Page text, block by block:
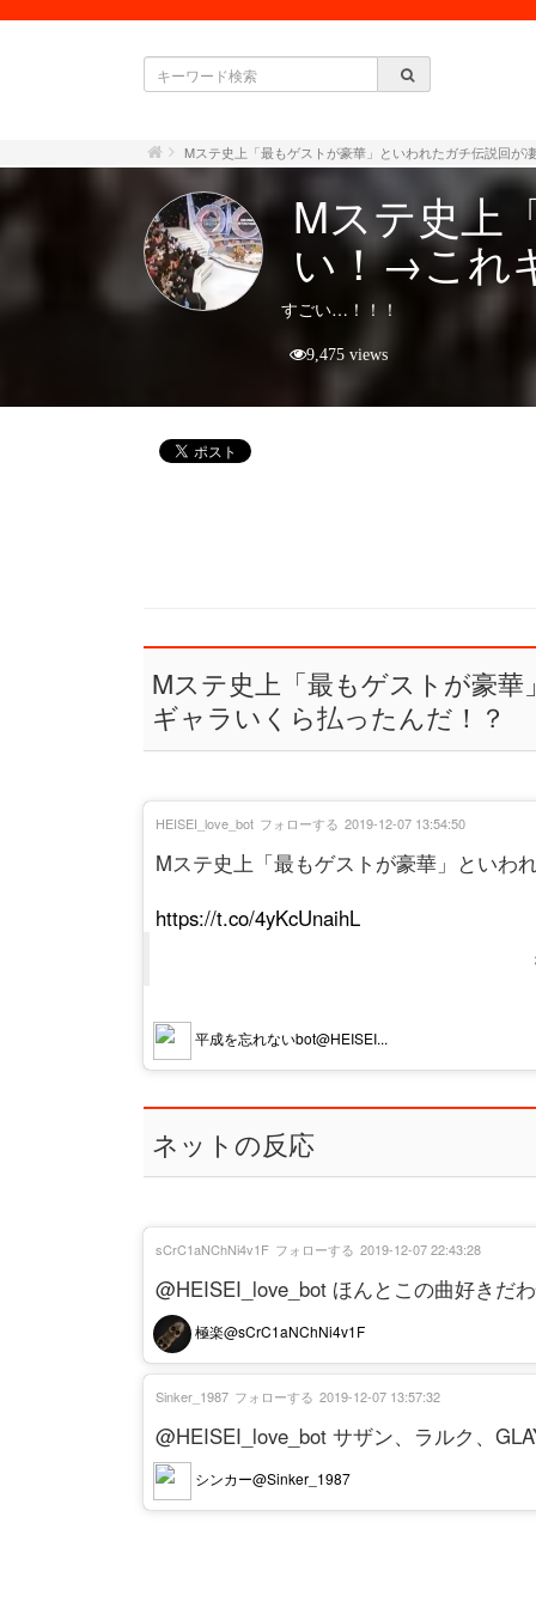
Mステ史上「最もゲストが豪華」といわれたガチ伝説回
Mステ史上
い！→これ
すごい…！！！
9,475 views
Mステ史上「最もゲストが豪
ギャラいくら払ったんだ！？
Mステ史上「最もゲストが豪華」といわ
https://t.co/4yKcUnaihL
平成を忘れないbot@HEISEI...
HEISEI_love_bot フォローする 2019-12-07 13:54:50
ネットの反応
@HEISEI_love_bot ほんとこの曲好きだ
極楽@sCrC1aNChNi4v1F
sCrC1aNChNi4v1F フォローする 2019-12-07 22:43:28
@HEISEI_love_bot サザン、ラルク、
シンカー@Sinker_1987
Sinker_1987 フォローする 2019-12-07 13:57:32